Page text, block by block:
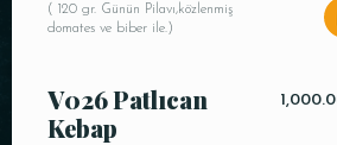
( 120 gr. Günün Pilavı,közlenmiş
domates ve biber ile.)
V026 Patlıcan
Kebap